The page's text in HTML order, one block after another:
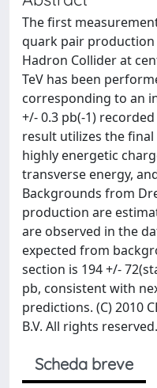
The first
quark pair production
Hadron Collider at
TeV has been
corresponding to an
+/- 0.3 pb(-1)
result utilizes the
highly energetic
transverse energy,
Backgrounds from
production are
are observed in the
expected from
section is 194 +/-
pb, consistent with
predictions. (C) 2010
B.V. All rights reserved.
Scheda breve